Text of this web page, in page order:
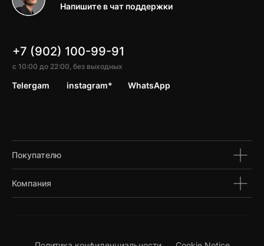
с 10:00 до 22:00, без выходных
+7 (902) 100-99-91
WhatsApp
Telergam instagram*
Напишите в чат поддержки
Покупателю
Компания